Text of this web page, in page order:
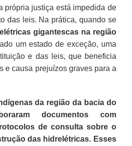
própria justiça está impedida de
das leis. Na prática, quando se
gigantescas na região
um estado de exceção, uma
e das leis, que beneficia
e causa prejuízos graves para a
da região da bacia do
documentos com
de consulta sobre o
das hidrelétricas. Esses